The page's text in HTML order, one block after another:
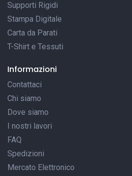
Supporti Rigidi
Stampa Digitale
Carta da Parati
T-Shirt e Tessuti
Informazioni
Contattaci
Chi siamo
Dove siamo
I nostri lavori
FAQ
Spedizioni
Mercato Elettronico